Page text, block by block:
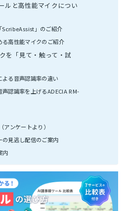
ルと高性能マイクについ
ScribeAssist」のご紹介
る高性能マイクのご紹介
を「見て・触って・試
よる音声認識率の違い
声認識率を上げるADECIA RM-
アンケートより）
の見逃し配信のご案内
内